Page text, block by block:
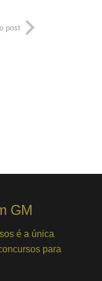
post
GM
é a única
para